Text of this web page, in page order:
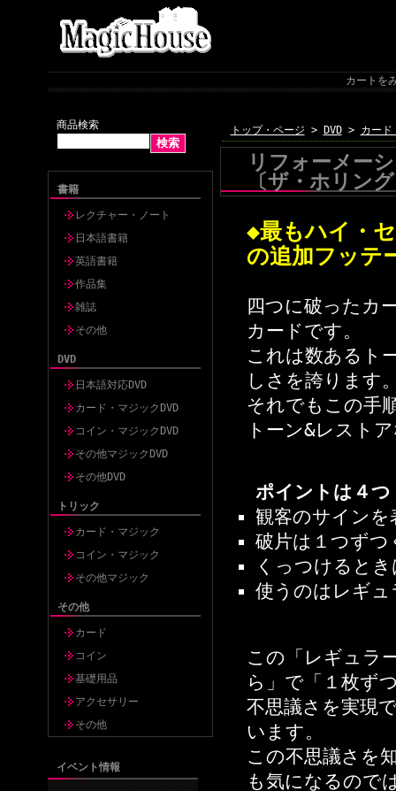
カートを
商品検索
書籍
レクチャー・ノート
日本語書籍
英語書籍
作品集
雑誌
その他
DVD
日本語対応DVD
カード・マジックDVD
コイン・マジックDVD
その他マジックDVD
その他DVD
トリック
カード・マジック
コイン・マジック
その他マジック
その他
カード
コイン
基礎用品
アクセサリー
その他
イベント情報
トップ・ページ > DVD> カード
リフォーメー
〔ザ・ホリン
◆最もハイ・
の追加フッテ
四つに破ったカ
カードです。
これは数あるト
しさを誇ります
それでもこの手
トーン&レスト
ポイントは４つ
観客のサイン
破片は１つずつ
くっつけると
使うのはレギ
この「レギュラ
ら」で「１枚ず
不思議さを実現
います。
この不思議さを
も気になるので